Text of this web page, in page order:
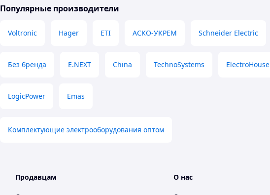
Популярные производители
Voltronic Hager ETI АСКО-УКРЕМ Schneider Electric
Без бренда E.NEXT China TechnoSystems ElectroHouse
LogicPower Emas
Комплектующие электрооборудования оптом
Продавцам О нас